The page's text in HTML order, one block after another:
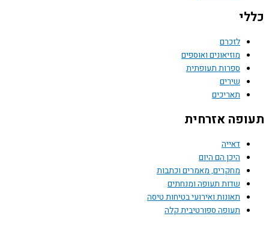
לזכרם
מוזיאונים ואוספים
ספרות תעופתית
שירים
תאריכים
אזרחית
דאייה
היכן הם היום
מחקרים, מאמרים וכתבות
שדות תעופה ומנחתים
תאונות ואירועי בטיחות טיסה
תעופה ספורטיבית קלה